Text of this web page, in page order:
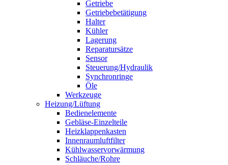
Getriebe
Getriebebetätigung
Halter
Kühler
Lagerung
Reparatursätze
Sensor
Steuerung/Hydraulik
Synchronringe
Öle
Werkzeuge
Heizung/Lüftung
Bedienelemente
Gebläse-Einzelteile
Heizklappenkasten
Innenraumluftfilter
Kühlwasservorwärmung
Schläuche/Rohre